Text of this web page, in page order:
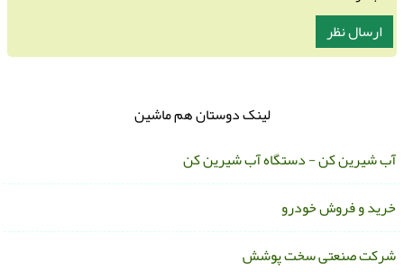
لینک دوستان هم ماشین
شیرین کن - دستگاه آب شیرین کن
و فروش خودرو
صنعتی سخت پوشش